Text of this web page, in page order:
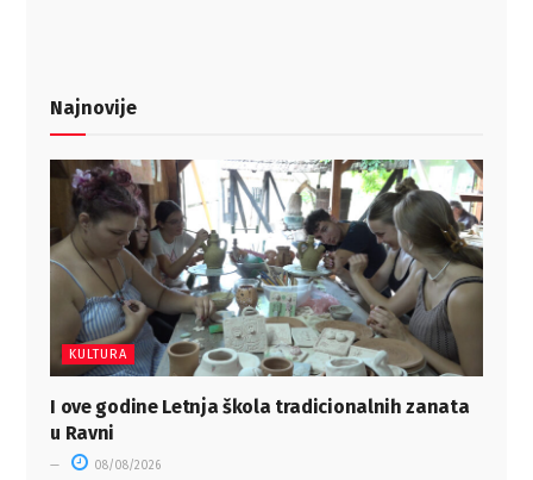
Najnovije
KULTURA
I ove godine Letnja škola tradicionalnih zanata
u Ravni
08/08/2026